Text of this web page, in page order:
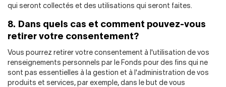
qui seront collectés et des utilisations qui seront faites.
8. Dans quels cas et comment pouvez-vous
retirer votre consentement?
Vous pourrez retirer votre consentement à l'utilisation de vos
renseignements personnels par le Fonds pour des fins qui ne
sont pas essentielles à la gestion et à l'administration de vos
produits et services, par exemple, dans le but de vous